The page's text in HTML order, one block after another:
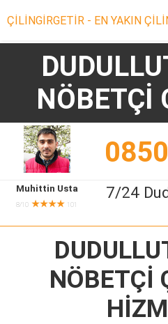
ÇİLİNGİRGETİR - EN YAKIN
Çilingir Ara
Çilingir misin? Bize Katıl!
NÖBETÇİ
Muhittin Usta
8/10 ★★★★ 101
7/24
NÖBETÇİ